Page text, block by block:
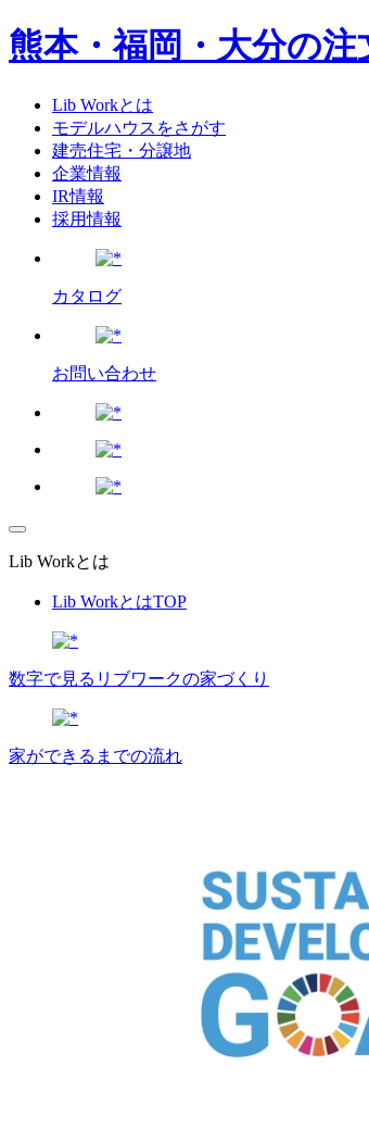
熊本・福岡・大分の
Lib Workとは
モデルハウスをさがす
建売住宅・分譲地
企業情報
IR情報
採用情報
カタログ
お問い合わせ
Lib Workとは
Lib WorkとはTOP
数字で⾒るリブワークの家づくり
家ができるまでの流れ